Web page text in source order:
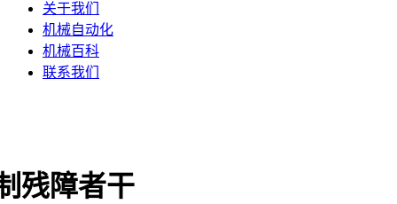
关于我们
机械自动化
机械百科
联系我们
残障者干